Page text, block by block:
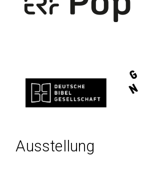
Ausstellung